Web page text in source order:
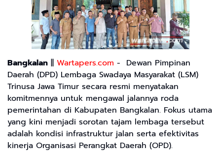
Bangkalan || Wartapers.com - Dewan Pimpinan
Daerah (DPD) Lembaga Swadaya Masyarakat (LSM)
Trinusa Jawa Timur secara resmi menyatakan
komitmennya untuk mengawal jalannya roda
pemerintahan di Kabupaten Bangkalan. Fokus utama
yang kini menjadi sorotan tajam lembaga tersebut
adalah kondisi infrastruktur jalan serta efektivitas
kinerja Organisasi Perangkat Daerah (OPD).